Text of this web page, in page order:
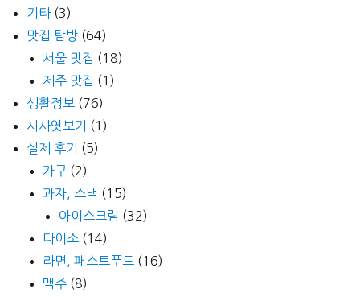
기타(3)
맛집 탐방 (64)
서울 맛집 (18)
제주 맛집 (1)
생활정보 (76)
시사엿보기
(1)
실제 후기
(5)
가구 (2)
과자, 스낵 (15)
아이스크림 (32)
다이소 (14)
라면, 패스트푸드 (16)
맥주 (8)